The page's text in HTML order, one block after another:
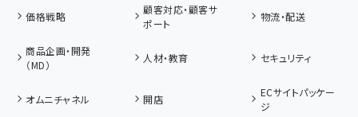
価格戦略
顧客対応・顧客サ
ポート
物流・配送
商品企画・開発
（MD）
人材・教育 セキュリティ
オムニチャネル 開店
ECサイトパッケー
ジ